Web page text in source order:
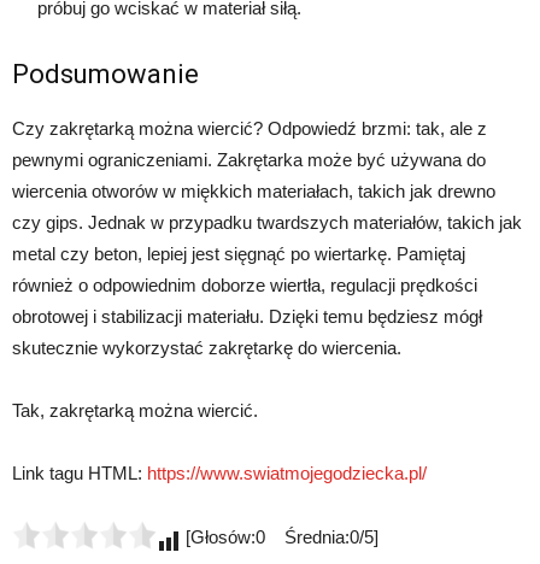
próbuj go wciskać w materiał siłą.
Podsumowanie
Czy zakrętarką można wiercić? Odpowiedź brzmi: tak, ale z
pewnymi ograniczeniami. Zakrętarka może być używana do
wiercenia otworów w miękkich materiałach, takich jak drewno
czy gips. Jednak w przypadku twardszych materiałów, takich jak
metal czy beton, lepiej jest sięgnąć po wiertarkę. Pamiętaj
również o odpowiednim doborze wiertła, regulacji prędkości
obrotowej i stabilizacji materiału. Dzięki temu będziesz mógł
skutecznie wykorzystać zakrętarkę do wiercenia.
Tak, zakrętarką można wiercić.
Link tagu HTML: https://www.swiatmojegodziecka.pl/
[Głosów:0 Średnia:0/5]